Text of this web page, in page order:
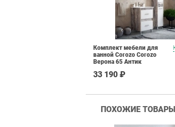
Комплект мебели для
ванной Corozo Corozo
Верона 65 Антик
33 190 ₽
ПОХОЖИЕ ТОВАРЫ